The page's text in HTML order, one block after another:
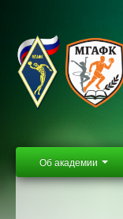
Об академии